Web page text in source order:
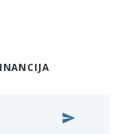
send